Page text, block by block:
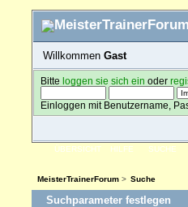
Willkommen Gast
Bitteloggen sie sich ein oder
Einloggen mit Benutzername,
ÜBERSICHT HILFE SUCHE
MeisterTrainerForum> Suche
Suchparameter festlegen